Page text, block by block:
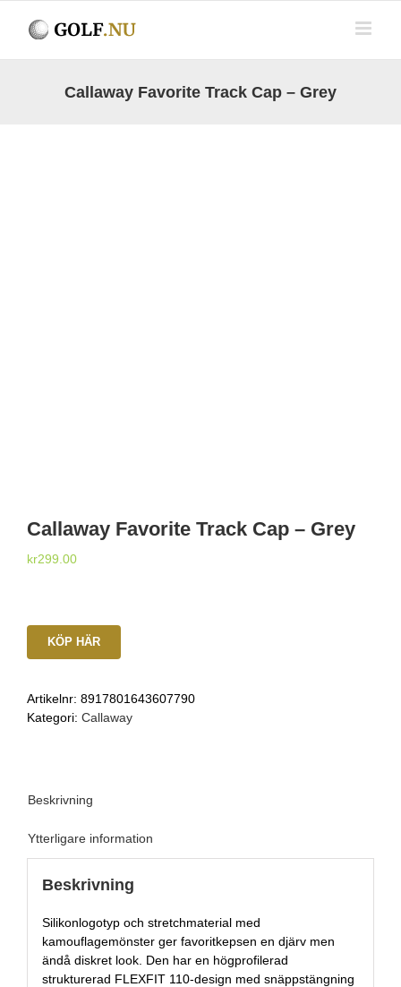
Callaway Favorite Track Cap – Grey
Callaway Favorite Track Cap – Grey
kr299.00
KÖP HÄR
Artikelnr: 8917801643607790
Kategori: Callaway
Beskrivning
Ytterligare information
Beskrivning
Silikonlogotyp och stretchmaterial med
kamouflagemönster ger favoritkepsen en djärv men
ändå diskret look. Den har en högprofilerad
strukturerad FLEXFIT 110-design med snäppstängning